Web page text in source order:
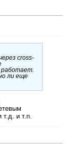
cross-
работает.
ли еще
т.д. и т.п.